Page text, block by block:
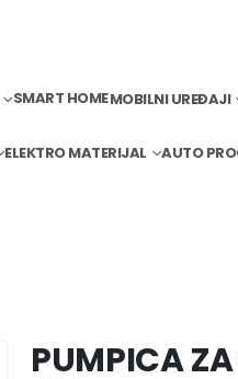
SMART HOMEMOBILNI UREĐAJI
ELEKTRO MATERIJAL AUTO
PUMPICA